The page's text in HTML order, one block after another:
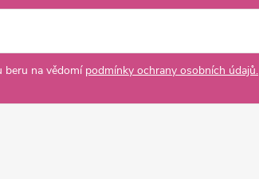
beru na vědomí podmínky ochrany osobních údajů.